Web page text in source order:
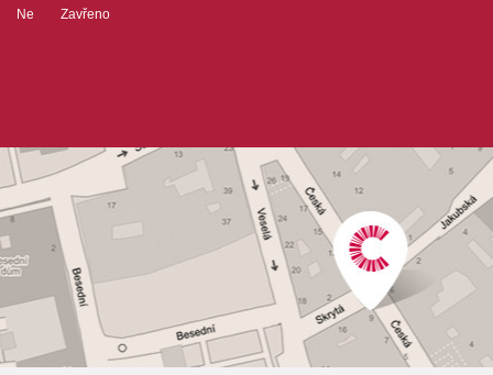
SWEET GEORGIA BROWNOVER THE RAINBOWA DAY IN
THE LIFE OF A FOOLBYE, BYE, BLACKBIRDAS TIME GOES
BYDAYS OF WINE AND ROSESEMILYTHE WAY YOU LOOK
TONIGHTMISTYON GREEN DOLPHIN STREETALMOST
LIKE BEING IN LOVE
Ne Zavřeno